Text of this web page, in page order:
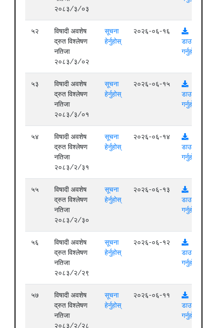
२०८३/३/०३
५२
विषादी अवशेष
द्रुत विश्लेषण
नतिजा
२०८३/३/०२
सूचना
हेर्नुहोस्
२०२६-०६-१६
डाउनलोड
गर्नुहोस्
५३
विषादी अवशेष
द्रुत विश्लेषण
नतिजा
२०८३/३/०१
सूचना
हेर्नुहोस्
२०२६-०६-१५
डाउनलोड
गर्नुहोस्
५४
विषादी अवशेष
द्रुत विश्लेषण
नतिजा
२०८३/२/३१
सूचना
हेर्नुहोस्
२०२६-०६-१४
डाउनलोड
गर्नुहोस्
५५
विषादी अवशेष
द्रुत विश्लेषण
नतिजा
२०८३/२/३०
सूचना
हेर्नुहोस्
२०२६-०६-१३
डाउनलोड
गर्नुहोस्
५६
विषादी अवशेष
द्रुत विश्लेषण
नतिजा
२०८३/२/२९
सूचना
हेर्नुहोस्
२०२६-०६-१२
डाउनलोड
गर्नुहोस्
५७
विषादी अवशेष
द्रुत विश्लेषण
नतिजा
२०८३/२/२८
सूचना
हेर्नुहोस्
२०२६-०६-११
डाउनलोड
गर्नुहोस्